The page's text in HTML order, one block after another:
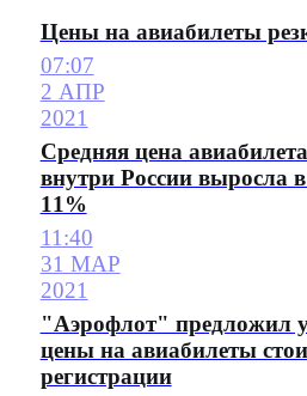
Цены на авиабилеты
07:07
2 АПР
2021
Средняя цена
внутри России выросла
11%
11:40
31 МАР
2021
"Аэрофлот" предложил
цены на авиабилеты
регистрации